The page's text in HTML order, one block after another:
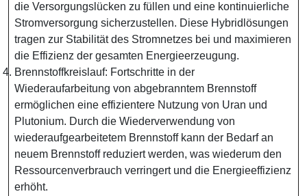
die Versorgungslücken zu füllen und eine kontinuierliche
Stromversorgung sicherzustellen. Diese Hybridlösungen
tragen zur Stabilität des Stromnetzes bei und maximieren
die Effizienz der gesamten Energieerzeugung.
Brennstoffkreislauf: Fortschritte in der
Wiederaufarbeitung von abgebranntem Brennstoff
ermöglichen eine effizientere Nutzung von Uran und
Plutonium. Durch die Wiederverwendung von
wiederaufgearbeitetem Brennstoff kann der Bedarf an
neuem Brennstoff reduziert werden, was wiederum den
Ressourcenverbrauch verringert und die Energieeffizienz
erhöht.